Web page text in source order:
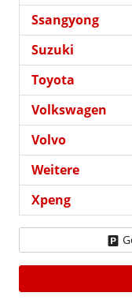
Ssangyong
Suzuki
Toyota
Volkswagen
Volvo
Weitere
Xpeng